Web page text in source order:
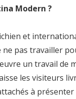
Modern ?
et
pas travailler
un travail de
les visiteurs
à